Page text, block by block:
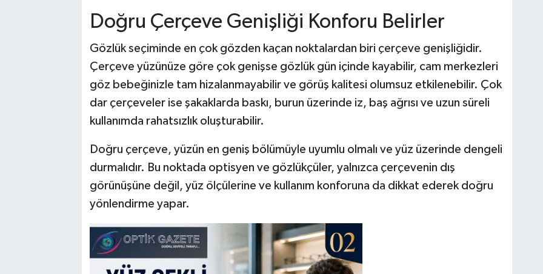
Doğru Çerçeve Genişliği Konforu Belirler
Gözlük seçiminde en çok gözden kaçan noktalardan biri çerçeve genişliğidir.
Çerçeve yüzünüze göre çok genişse gözlük gün içinde kayabilir, cam merkezleri
göz bebeğinizle tam hizalanmayabilir ve görüş kalitesi olumsuz etkilenebilir. Çok
dar çerçeveler ise şakaklarda baskı, burun üzerinde iz, baş ağrısı ve uzun süreli
kullanımda rahatsızlık oluşturabilir.
Doğru çerçeve, yüzün en geniş bölümüyle uyumlu olmalı ve yüz üzerinde dengeli
durmalıdır. Bu noktada optisyen ve gözlükçüler, yalnızca çerçevenin dış
görünüşüne değil, yüz ölçülerine ve kullanım konforuna da dikkat ederek doğru
yönlendirme yapar.